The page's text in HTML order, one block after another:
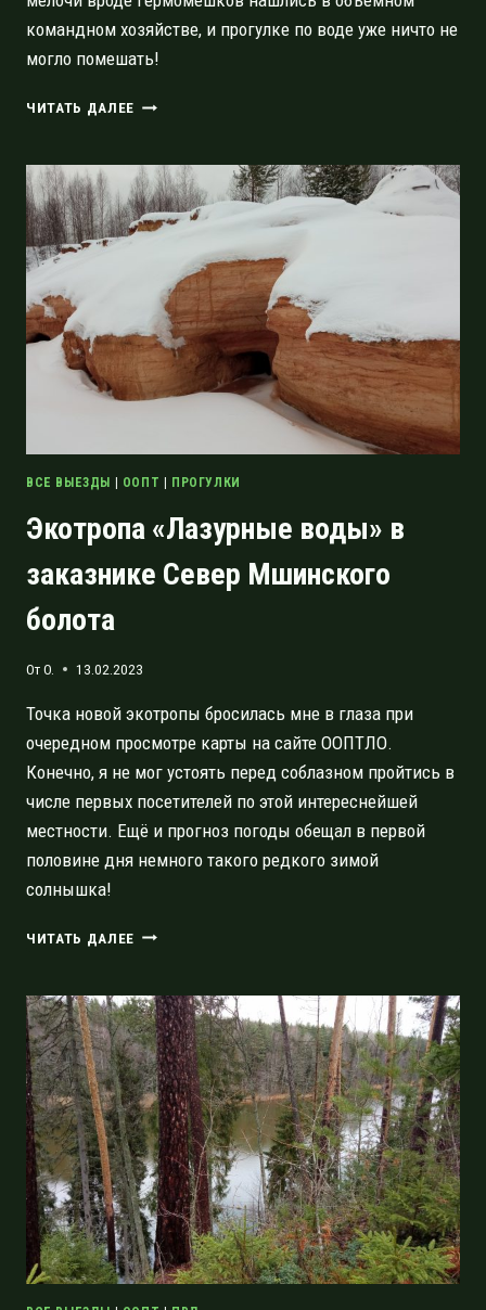
командном хозяйстве, и прогулке по воде уже ничто не
могло помешать!
ЧИТАТЬ ДАЛЕЕ ОТКРЫТИЕ
2023
ПРОГУЛКОЙ
ОТ
СИВЕРСКОЙ
БЕЛОГОРСКОЙ
ПЛОТИН
ВСЕ ВЫЕЗДЫ ООПТ ПРОГУЛКИ
Экотропа «Лазурные воды» в
заказнике Север Мшинского
болота
ОтO. 13.02.2023
Точка новой экотропы бросилась мне в глаза при
очередном просмотре карты на сайте ООПТЛО.
Конечно, я не мог устоять перед соблазном пройтись в
числе первых посетителей по этой интереснейшей
местности. Ещё и прогноз погоды обещал в первой
половине дня немного такого редкого зимой
солнышка!
ЧИТАТЬ ДАЛЕЕ ЭКОТРОПА
В
ЗАКАЗНИКЕ
СЕВЕР
МШИНСКОГО
БОЛОТА